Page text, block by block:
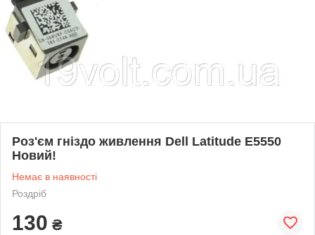
Роз'єм гніздо живлення Dell Latitude E5550
Новий!
Немає в наявності
Роздріб
130 ₴